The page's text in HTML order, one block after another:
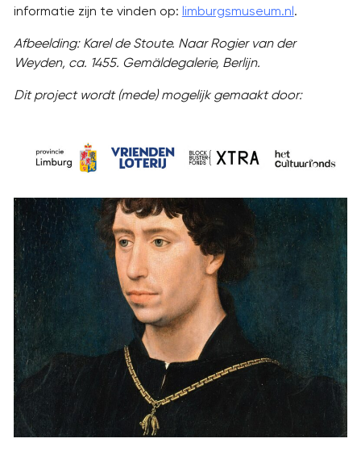
informatie zijn te vinden op: limburgsmuseum.nl.
Afbeelding: Karel de Stoute. Naar Rogier van der
Weyden, ca. 1455. Gemäldegalerie, Berlijn.
Dit project wordt (mede) mogelijk gemaakt door: